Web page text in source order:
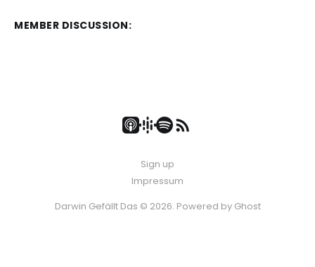
MEMBER DISCUSSION:
Sign up
Impressum
Darwin Gefällt Das © 2026. Powered by Ghost